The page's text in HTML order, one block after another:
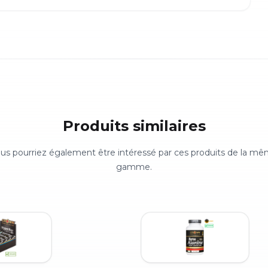
Produits similaires
pourriez également être intéressé par ces produits de la
gamme.